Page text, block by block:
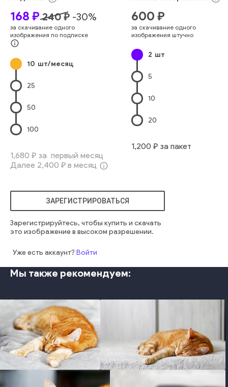
168 ₽ 240₽ -30%
за скачивание одного
изображения по подписке
info_outline
10 шт/месяц
25
50
100
1,680 ₽ за первый месяц
Далее 2,400 ₽ в месяц info_outline
600 ₽
за скачивание одного
изображения штучно
2 шт
5
10
20
1,200 ₽ за пакет
ЗАРЕГИСТРИРОВАТЬСЯ
Зарегистрируйтесь, чтобы купить и скачать
это изображение в высоком разрешении.
Уже есть аккаунт? Войти
Мы также рекомендуем:
photo photo